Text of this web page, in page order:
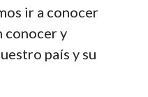
ir a conocer
conocer y
país y su